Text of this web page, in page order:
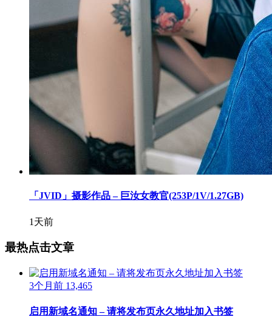
「JVID」摄影作品 – 巨汝女教官(253P/1V/1.27GB)
1天前
最热点击文章
3个月前 13,465
启用新域名通知 – 请将发布页永久地址加入书签